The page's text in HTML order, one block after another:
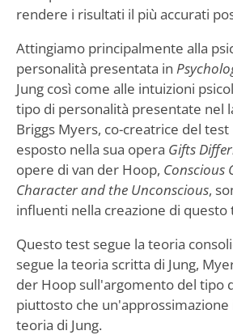
rendere i risultati il più accurati
Attingiamo principalmente alla
personalità presentata in
Jung così come alle intuizioni
tipo di personalità presentate nel
Briggs Myers, co-creatrice del
esposto nella sua opera Gifts
opere di van der Hoop, Conscious
Character and the Unconscious,
influenti nella creazione di questo
Questo test segue la teoria
segue la teoria scritta di Jung,
der Hoop sull'argomento del tipo
piuttosto che un'approssimazione
teoria di Jung.